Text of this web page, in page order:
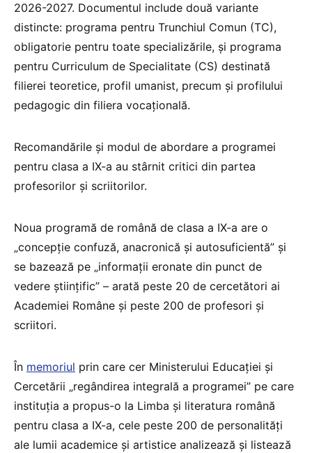
2026-2027. Documentul include două variante
distincte: programa pentru Trunchiul Comun (TC),
obligatorie pentru toate specializările, și programa
pentru Curriculum de Specialitate (CS) destinată
filierei teoretice, profil umanist, precum și profilului
pedagogic din filiera vocațională.
Recomandările și modul de abordare a programei
pentru clasa a IX-a au stârnit critici din partea
profesorilor și scriitorilor.
Noua programă de română de clasa a IX-a are o
„concepție confuză, anacronică și autosuficientă” și
se bazează pe „informații eronate din punct de
vedere științific” – arată peste 20 de cercetători ai
Academiei Române și peste 200 de profesori și
scriitori.
În memoriul prin care cer Ministerului Educației și
Cercetării „regândirea integrală a programei” pe care
instituția a propus-o la Limba și literatura română
pentru clasa a IX-a, cele peste 200 de personalități
ale lumii academice și artistice analizează și listează